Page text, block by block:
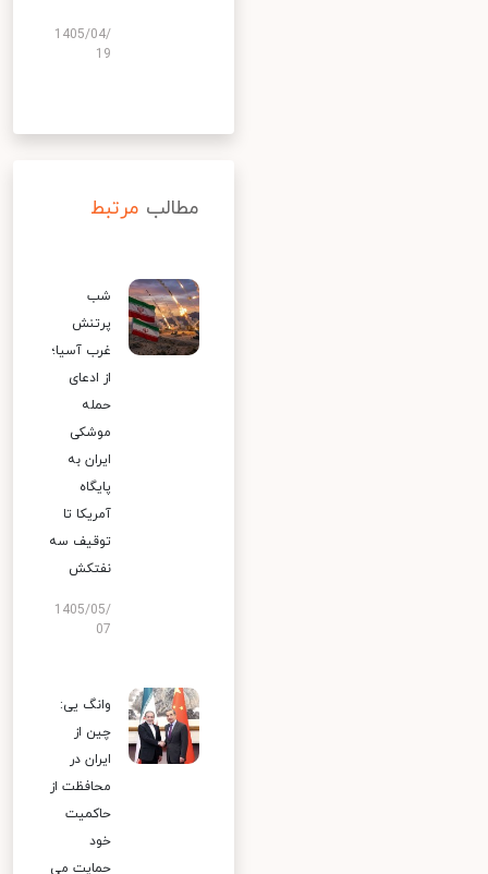
1405/04/
19
مطالب مرتبط
شب
پرتنش
غرب آسیا؛
از ادعای
حمله
موشکی
ایران به
پایگاه
آمریکا تا
توقیف سه
نفتکش
1405/05/
07
وانگ یی:
چین از
ایران در
محافظت از
حاکمیت
خود
حمایت می